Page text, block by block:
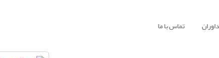
داوران تماس با ما